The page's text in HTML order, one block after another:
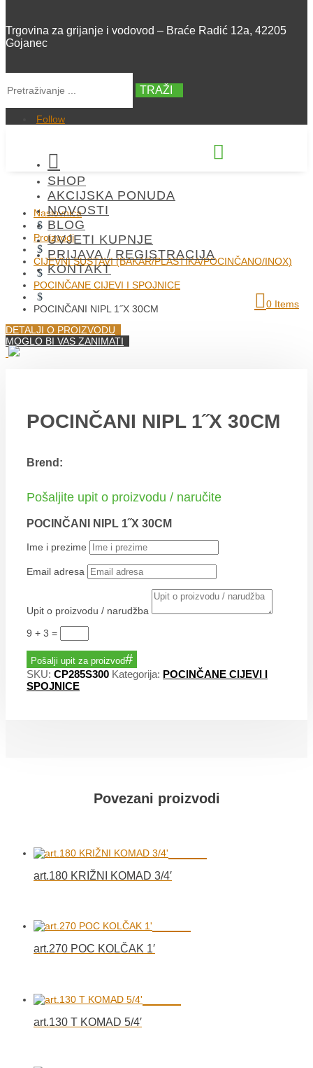
Trgovina za grijanje i vodovod – Braće Radić 12a, 42205
Gojanec
TRAŽI
Follow


SHOP
AKCIJSKA PONUDA
NOVOSTI
BLOG
UVJETI KUPNJE
PRIJAVA / REGISTRACIJA
KONTAKT
0 Items
Naslovnica
$
Proizvodi
$
CIJEVNI SUSTAVI (BAKAR/PLASTIKA/POCINČANO/INOX)
$
POCINČANE CIJEVI I SPOJNICE
$
POCINČANI NIPL 1˝X 30CM
DETALJI O PROIZVODU
MOGLO BI VAS ZANIMATI
POCINČANI NIPL 1˝X 30CM
Brend:
Pošaljite upit o proizvodu / naručite
POCINČANI NIPL 1˝X 30CM
Ime i prezime
Email adresa
Upit o proizvodu / narudžba
9 + 3 =
Pošalji upit za proizvod
SKU: CP285S300 Kategorija: POCINČANE CIJEVI I
SPOJNICE
Povezani proizvodi
art.180 KRIŽNI KOMAD 3/4′
art.270 POC KOLČAK 1′
art.130 T KOMAD 5/4′